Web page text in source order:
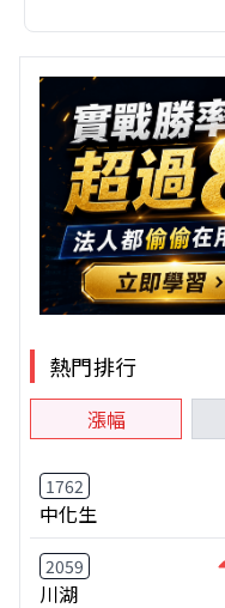
熱門排行
漲幅
1762
中化生
2059
川湖